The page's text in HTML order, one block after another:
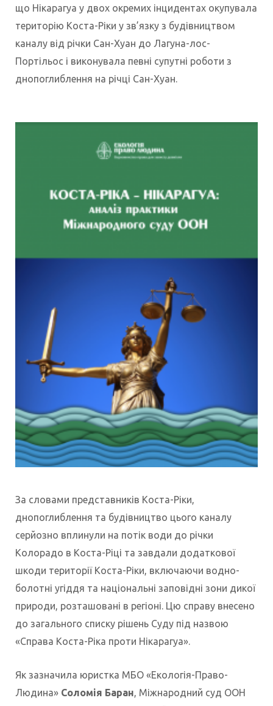
що Нікарагуа у двох окремих інцидентах окупувала
територію Коста-Ріки у зв’язку з будівництвом
каналу від річки Сан-Хуан до Лагуна-лос-
Портільос і виконувала певні супутні роботи з
днопоглиблення на річці Сан-Хуан.
За словами представників Коста-Ріки,
днопоглиблення та будівництво цього каналу
серйозно вплинули на потік води до річки
Колорадо в Коста-Ріці та завдали додаткової
шкоди території Коста-Ріки, включаючи водно-
болотні угіддя та національні заповідні зони дикої
природи, розташовані в регіоні. Цю справу внесено
до загального списку рішень Суду під назвою
«Справа Коста-Ріка проти Нікарагуа».
Як зазначила юристка МБО «Екологія-Право-
Людина» Соломія Баран, Міжнародний суд ООН